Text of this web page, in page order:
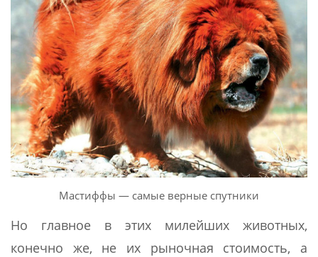
Мастиффы — самые верные спутники
Но главное в этих милейших животных,
конечно же, не их рыночная стоимость, а